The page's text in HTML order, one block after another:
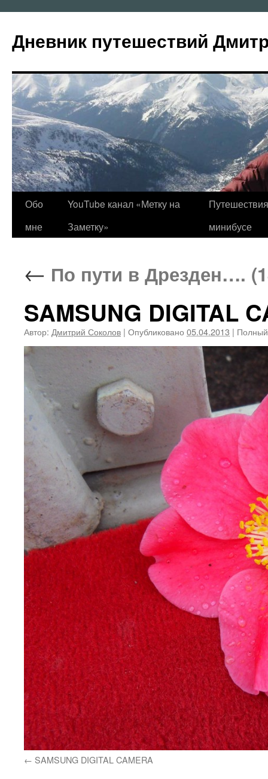
содержимому
Дневник путешествий
Обо
мне
YouTube канал «Метку на
Заметку»
минибусе
← По пути в Дрезден….
SAMSUNG DIGITAL
Автор: Дмитрий Соколов | Опубликовано 05.04.2013 |
SAMSUNG DIGITAL CAMERA